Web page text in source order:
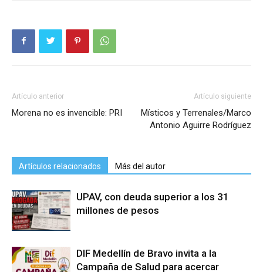
Artículo anterior
Morena no es invencible: PRI
Artículo siguiente
Místicos y Terrenales/Marco
Antonio Aguirre Rodríguez
Artículos relacionados Más del autor
UPAV, con deuda superior a los 31
millones de pesos
DIF Medellín de Bravo invita a la
Campaña de Salud para acercar